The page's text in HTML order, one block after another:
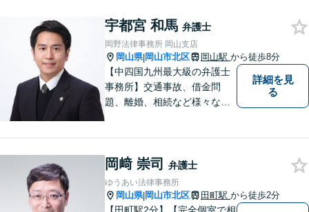
でも構いません。お気軽にご
相談ください。【土曜日も受
付可能】【専用駐車場あり】
宇都宮 和馬 弁護士
岡野法律事務所 岡山支店
岡山県|岡山市北区 岡山駅 から徒歩8分
【中四国九州最大級の弁護士
事務所】交通事故、借金問
題、離婚、相続など様々な問
い！
詳細を見
る
岡﨑 崇司 弁護士
ゆうあい法律事務所
岡山県|岡山市北区 田町駅 から徒歩2分